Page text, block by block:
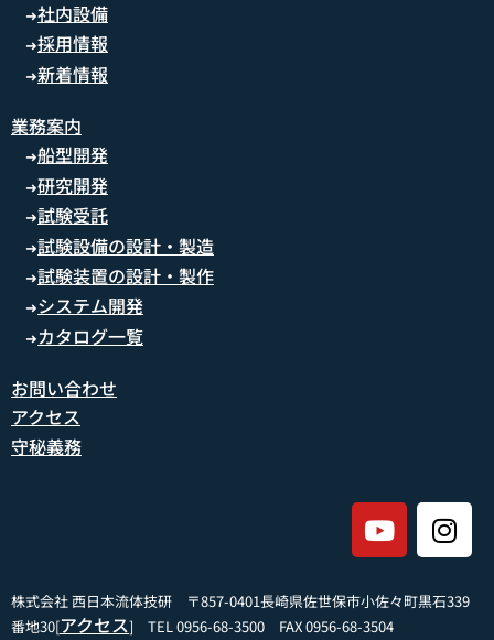
➜社内設備
➜採用情報
➜新着情報
業務案内
➜船型開発
➜研究開発
➜試験受託
➜試験設備の設計・製造
➜試験装置の設計・製作
➜システム開発
➜ カタログ一覧
お問い合わせ
アクセス
守秘義務
株式会社 西日本流体技研 〒857-0401長崎県佐世保市小佐々町黒石339
番地30[アクセス] TEL 0956-68-3500 FAX 0956-68-3504